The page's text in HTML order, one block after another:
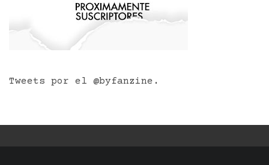
Tweets por el @byfanzine.